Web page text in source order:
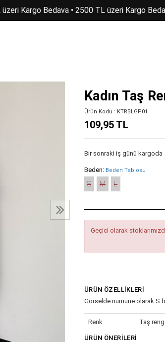
Kargo Bedava • 2500 TL üzeri Kargo
Kadın Taş
Ürün Kodu : KTRBLGP01
109,95 TL
Bir sonraki iş günü kargoda
Beden: Beden Tablosu
S M L
Geçici olarak
ÜRÜN ÖZELLIKLERI
Görselde numune olarak S
Renk Taş
ÜRÜN ÖNERILERI